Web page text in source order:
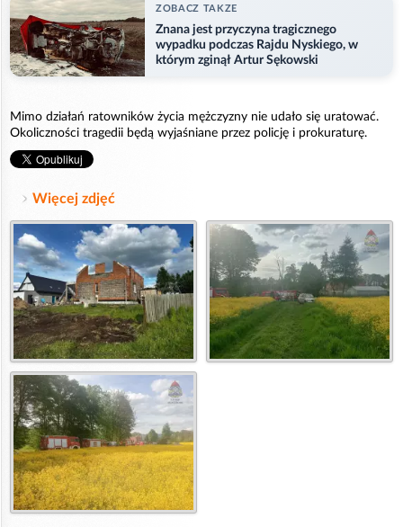
ZOBACZ TAKZE
Znana jest przyczyna tragicznego
wypadku podczas Rajdu Nyskiego, w
którym zginął Artur Sękowski
Mimo działań ratowników życia mężczyzny nie udało się uratować.
Okoliczności tragedii będą wyjaśniane przez policję i prokuraturę.
Więcej zdjęć